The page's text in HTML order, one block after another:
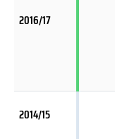
2016/17
2014/15